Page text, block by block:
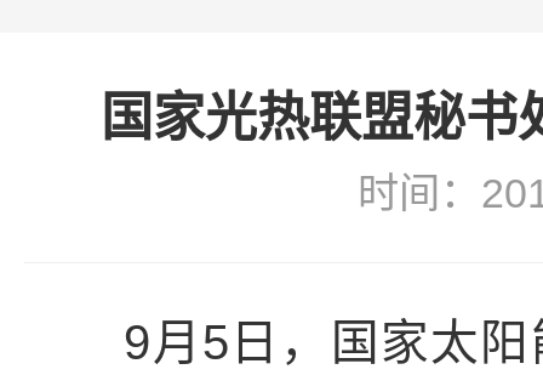
国家光热联盟秘
时间：
9月5日，国家太阳